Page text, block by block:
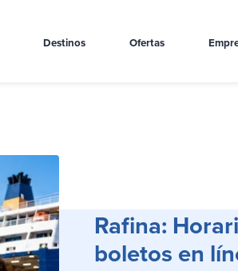
Destinos Ofertas
Rafina:
boletos en